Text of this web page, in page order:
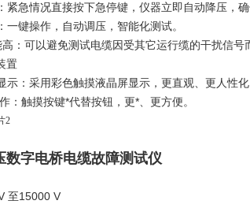
紧急情况直接按下急停键，仪器立即自动降压，
一键操作，自动调压，智能化测试。
：可以避免测试电缆因受其它运行缆的干扰信号
置
示：采用彩色触摸液晶屏显示，更直观、更人性
：触摸按键*代替按钮，更*、更方便。
数字电桥电缆故障测试仪
至15000 V